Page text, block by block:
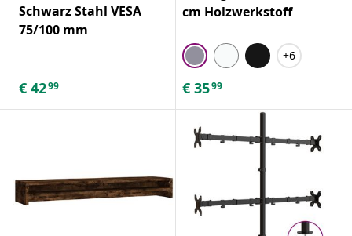
Schwarz Stahl VESA
75/100 mm
€ 4299
cm Holzwerkstoff
+6
€ 3599